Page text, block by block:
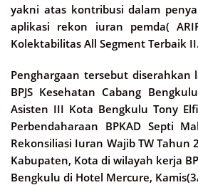
yakni atas kontribusi dalam
aplikasi rekon iuran pemda(
Kolektabilitas All Segment Terbaik II.
Penghargaan tersebut diserahkan
BPJS Kesehatan Cabang
Asisten III Kota Bengkulu Tony
Perbendaharaan BPKAD Septi
Rekonsiliasi Iuran Wajib TW Tahun
Kabupaten, Kota di wilayah kerja
Bengkulu di Hotel Mercure,